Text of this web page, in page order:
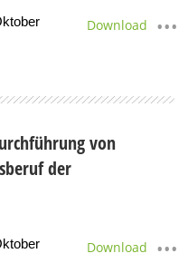
Download
von
der
Download